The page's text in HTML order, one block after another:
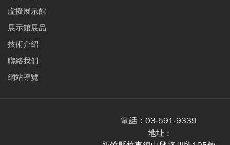
虛擬展示館
展示館展品
技術介紹
聯絡我們
網站導覽
電話： 03-591-9339
地址 :